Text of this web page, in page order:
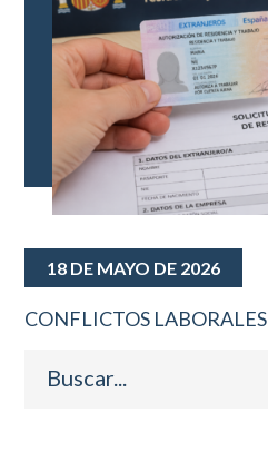
18 DE MAYO DE 2026
CONFLICTOS LABORALES